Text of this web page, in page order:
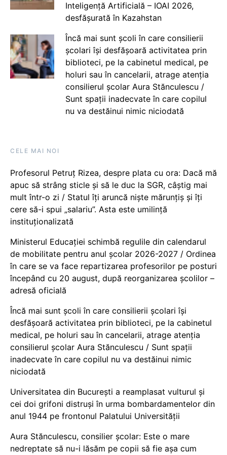
Inteligență Artificială – IOAI 2026,
desfășurată în Kazahstan
Încă mai sunt școli în care consilierii
școlari își desfășoară activitatea prin
biblioteci, pe la cabinetul medical, pe
holuri sau în cancelarii, atrage atenția
consilierul școlar Aura Stănculescu /
Sunt spații inadecvate în care copilul
nu va destăinui nimic niciodată
CELE MAI NOI
Profesorul Petruț Rizea, despre plata cu ora: Dacă mă
apuc să strâng sticle și să le duc la SGR, câștig mai
mult într-o zi / Statul îți aruncă niște mărunțiș și îți
cere să-i spui „salariu”. Asta este umilință
instituționalizată
Ministerul Educației schimbă regulile din calendarul
de mobilitate pentru anul școlar 2026-2027 / Ordinea
în care se va face repartizarea profesorilor pe posturi
începând cu 20 august, după reorganizarea școlilor –
adresă oficială
Încă mai sunt școli în care consilierii școlari își
desfășoară activitatea prin biblioteci, pe la cabinetul
medical, pe holuri sau în cancelarii, atrage atenția
consilierul școlar Aura Stănculescu / Sunt spații
inadecvate în care copilul nu va destăinui nimic
niciodată
Universitatea din București a reamplasat vulturul și
cei doi grifoni distruși în urma bombardamentelor din
anul 1944 pe frontonul Palatului Universității
Aura Stănculescu, consilier școlar: Este o mare
nedreptate să nu-i lăsăm pe copii să fie așa cum